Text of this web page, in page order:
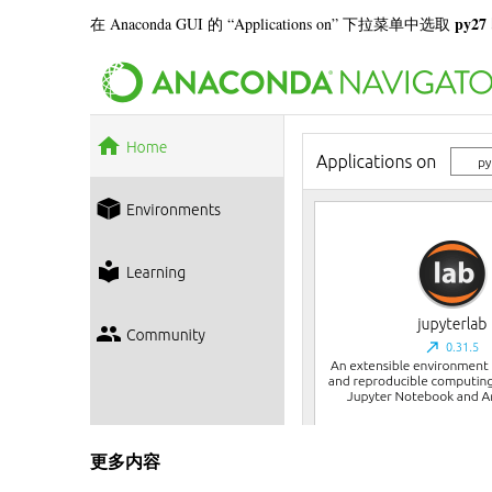
在 Anaconda GUI 的 “Applications on” 下拉菜单中选取 py27
更多内容